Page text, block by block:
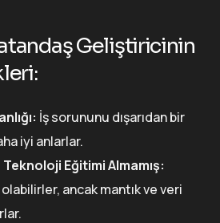
Geliştiricinin
İş sorununu dışarıdan bir
iyi anlarlar.
Eğitimi Almamış:
ancak mantık ve veri